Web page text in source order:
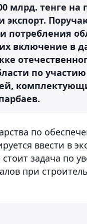
млрд. тенге на
потребления
включение в
по
по
ввести в
задача по
при